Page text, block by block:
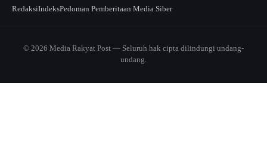
RedaksiIndeksPedoman Pemberitaan Media Siber
© 2026 Media Rakyat Post — Seluruh hak cipta dilindungi undang-
undang.